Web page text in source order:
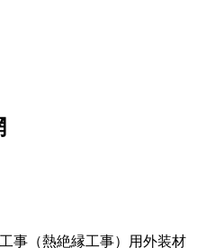
事（熱絶縁工事）用外装材